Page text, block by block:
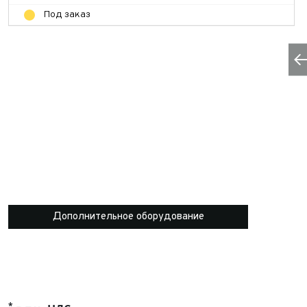
Под заказ
Дополнительное оборудование